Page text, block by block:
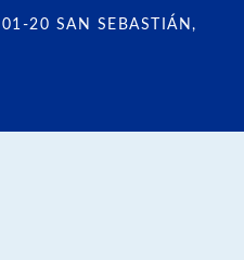
01-20 SAN SEBASTIÁN,